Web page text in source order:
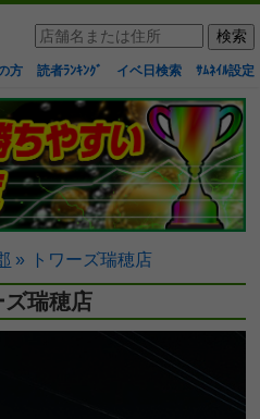
方 読者ﾗﾝｷﾝｸﾞ イベ日検索 ｻﾑﾈｲﾙ設定
» トワーズ瑞穂店
ズ瑞穂店